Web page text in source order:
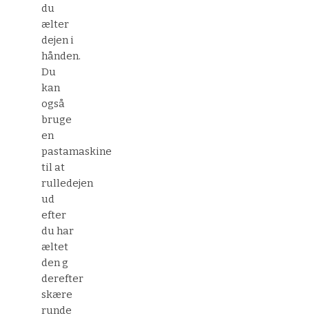
du
ælter
dejen i
hånden.
Du
kan
også
bruge
en
pastamaskine
til at
rulledejen
ud
efter
du har
æltet
den g
derefter
skære
runde